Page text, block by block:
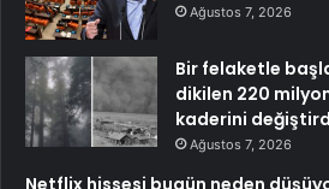
Ağustos 7, 2026
Bir felaketle
dikilen 220
kaderini
Ağustos 7, 2026
Netflix hissesi bugün neden